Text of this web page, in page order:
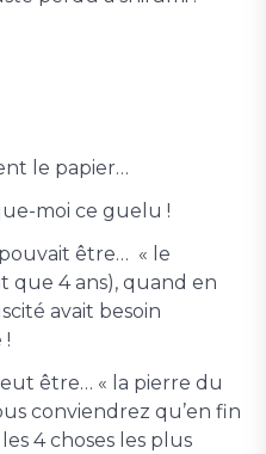
le papier…
moi ce guelu !
être… « le
que 4 ans), quand en
avait besoin
!
être… « la pierre du
conviendrez qu’en fin
4 choses les plus